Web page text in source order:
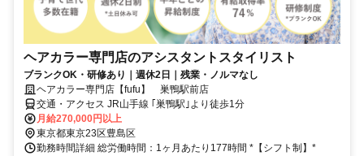
ヘアカラー専門店のアシスタントスタイリスト
ブランクOK・研修あり｜週休2日｜残業・ノルマなし
ヘアカラー専門店【fufu】 巣鴨駅前店
交通・アクセス JR山手線 ｢巣鴨駅｣より徒歩1分
月給270,000円以上
東京都東京23区豊島区
勤務時間詳細 総労働時間：1ヶ月あたり177時間 *【シフト制】*